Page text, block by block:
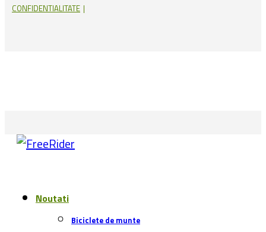
CONFIDENTIALITATE
Noutati
Biciclete de munte